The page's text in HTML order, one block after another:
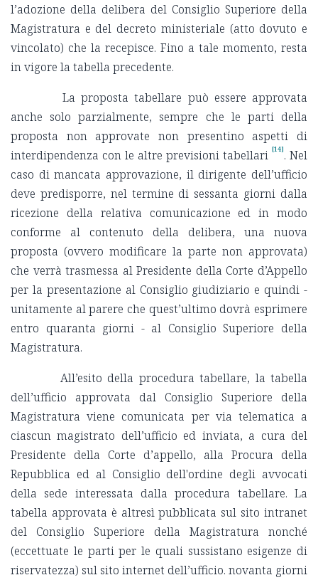
l’adozione della delibera del Consiglio Superiore della
Magistratura e del decreto ministeriale (atto dovuto e
vincolato) che la recepisce. Fino a tale momento, resta
in vigore la tabella precedente.
La proposta tabellare può essere approvata
anche solo parzialmente, sempre che le parti della
proposta non approvate non presentino aspetti di
interdipendenza con le altre previsioni tabellari [14]. Nel
caso di mancata approvazione, il dirigente dell’ufficio
deve predisporre, nel termine di sessanta giorni dalla
ricezione della relativa comunicazione ed in modo
conforme al contenuto della delibera, una nuova
proposta (ovvero modificare la parte non approvata)
che verrà trasmessa al Presidente della Corte d’Appello
per la presentazione al Consiglio giudiziario e quindi -
unitamente al parere che quest’ultimo dovrà esprimere
entro quaranta giorni - al Consiglio Superiore della
Magistratura.
All’esito della procedura tabellare, la tabella
dell’ufficio approvata dal Consiglio Superiore della
Magistratura viene comunicata per via telematica a
ciascun magistrato dell’ufficio ed inviata, a cura del
Presidente della Corte d’appello, alla Procura della
Repubblica ed al Consiglio dell'ordine degli avvocati
della sede interessata dalla procedura tabellare. La
tabella approvata è altresì pubblicata sul sito intranet
del Consiglio Superiore della Magistratura nonché
(eccettuate le parti per le quali sussistano esigenze di
riservatezza) sul sito internet dell’ufficio. novanta giorni